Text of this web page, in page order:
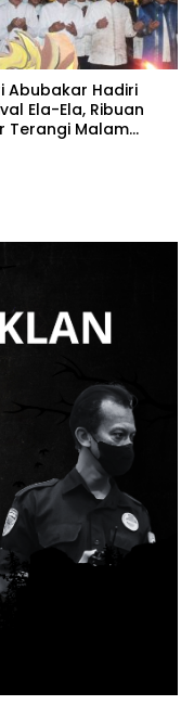
Abubakar Hadiri
Ela-Ela, Ribuan
Terangi Malam